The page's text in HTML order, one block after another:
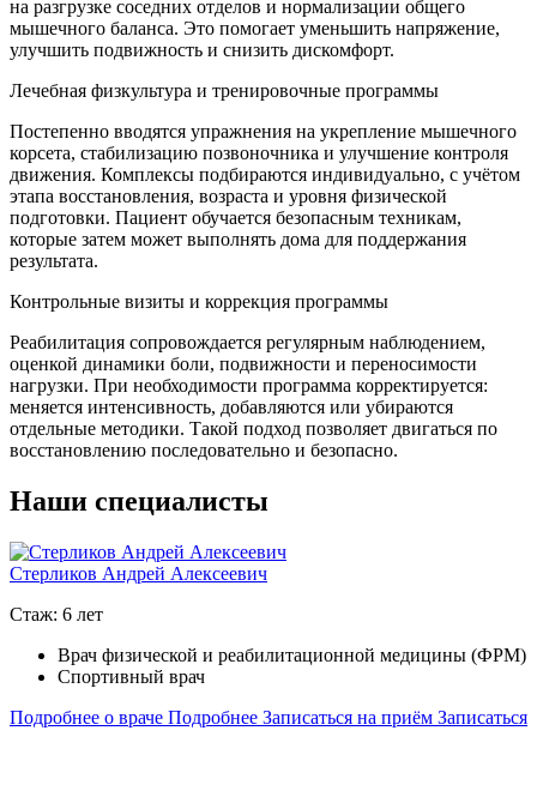
на разгрузке соседних отделов и нормализации общего
мышечного баланса. Это помогает уменьшить напряжение,
улучшить подвижность и снизить дискомфорт.
Лечебная физкультура и тренировочные программы
Постепенно вводятся упражнения на укрепление мышечного
корсета, стабилизацию позвоночника и улучшение контроля
движения. Комплексы подбираются индивидуально, с учётом
этапа восстановления, возраста и уровня физической
подготовки. Пациент обучается безопасным техникам,
которые затем может выполнять дома для поддержания
результата.
Контрольные визиты и коррекция программы
Реабилитация сопровождается регулярным наблюдением,
оценкой динамики боли, подвижности и переносимости
нагрузки. При необходимости программа корректируется:
меняется интенсивность, добавляются или убираются
отдельные методики. Такой подход позволяет двигаться по
восстановлению последовательно и безопасно.
Наши специалисты
Стерликов Андрей Алексеевич
Стаж: 6 лет
Врач физической и реабилитационной медицины (ФРМ)
Спортивный врач
Подробнее о враче Подробнее Записаться на приём Записаться